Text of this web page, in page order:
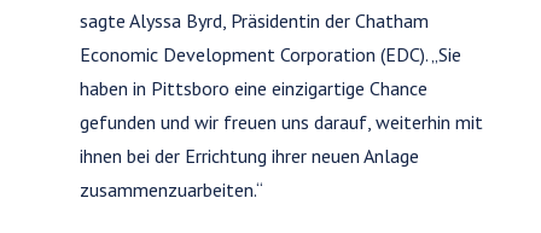
sagte Alyssa Byrd, Präsidentin der Chatham
Economic Development Corporation (EDC). „Sie
haben in Pittsboro eine einzigartige Chance
gefunden und wir freuen uns darauf, weiterhin mit
ihnen bei der Errichtung ihrer neuen Anlage
zusammenzuarbeiten.“